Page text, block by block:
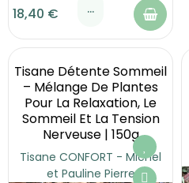
...
18,40 €
Tisane Détente Sommeil
– Mélange De Plantes
Pour La Relaxation, Le
Sommeil Et La Tension
Nerveuse | 150g
Tisane CONFORT - Michel
et Pauline Pierre